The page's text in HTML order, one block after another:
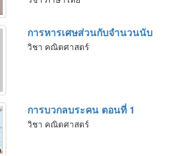
การหารเศษส่วนกับจำนวนนับ
วิชา คณิตศาสตร์
การบวกลบระคน ตอนที่ 1
วิชา คณิตศาสตร์